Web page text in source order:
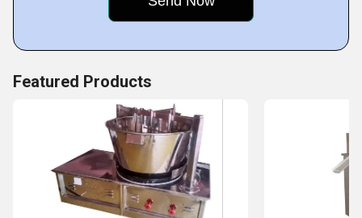
Featured Products